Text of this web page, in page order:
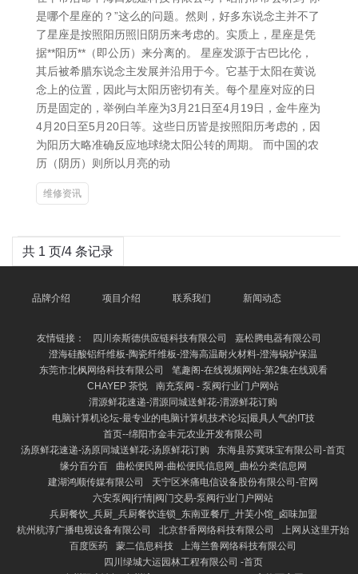
是哪个星座的？”这么的问题。然则，好多东说念主并不了
了星座是按照阳历照旧阴历来考虑的。实质上，星座是凭
据**阳历**（即公历）来分离的。 星座发源于古巴比伦，
其后被希腊东说念主发展并沿用于今。它基于太阳在黄说
念上的位置，因此与太阳历密切有关。每个星座对应的日
历是固定的，举例白羊座为3月21日至4月19日，金牛座为
4月20日至5月20日等。这些日历皆是按照阳历考虑的，因
为阳历大略准确反应地球绕太阳公转的周期。 而中国的农
历（阴历）则所以月亮的动
维修资讯
共 1 页/4 条记录
品牌介绍 项目介绍 联系我们 新闻动态
友情链接： 四川奈斯德供应链科技有限公司
嘉松腾电器有限公司
澄海硅酸铝纤维板-陶瓷纤维板-澄海高温耐火材料-澄海锅炉保温
东莞市北枫网络科技有限公司
笔趣阁-在线视频网站-第2集在线观看
CHAYEP 茶悦
南充泵阀 - 泵阀行业门户网站
渭源鲜花速递-渭源同城送鲜花-渭源鲜花订购
电脑计算机论坛-最专业的电脑计算机技术论坛|最具人气的IT技
首页--绵阳市金丰元农业开发有限公司
汤原鲜花速递-汤原同城送鲜花-汤原鲜花订购
东海县苏冀珠宝有限公司-首页
缘分百分百
曲松便民网-曲松便民信息网_曲松分类信息网
建湖鸿顺传媒有限公司
天宁区米痛电信设备股份有限公司-官网
六安泵阀|行情|阀门交易-泵阀行业门户网站
兵厨餐饮_兵厨_兵厨餐饮连锁_东南亚餐厅_廾芙小馆_卤味加盟
杭州杭淳广播电视设备有限公司
北京舒香网络科技有限公司
上网从这里开始
百度医药
蒙二信息科技
上海兰鲁网络科技有限公司
四川绿城大运园林工程有限公司 -首页